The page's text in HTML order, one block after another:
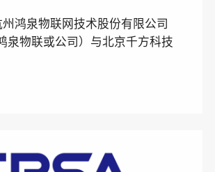
鸿泉物联网技术股份有限公司
泉物联或公司）与北京千方科技